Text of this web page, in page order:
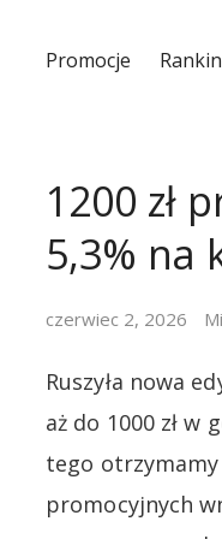
Promocje
1200 zł
5,3% na
czerwiec 2, 2026
Ruszyła nowa
aż do 1000 zł w
tego otrzymamy
promocyjnych